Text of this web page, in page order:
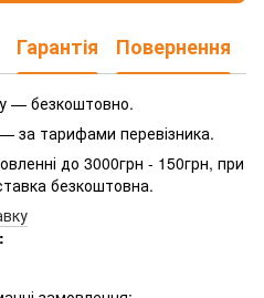
Гарантія Повернення
— безкоштовно.
за тарифами перевізника.
до 3000грн - 150грн, при
безкоштовна.